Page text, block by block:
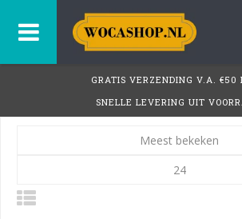
GRATIS VERZENDING V.A. €50
SNELLE LEVERING UIT
Meest bekeken
24